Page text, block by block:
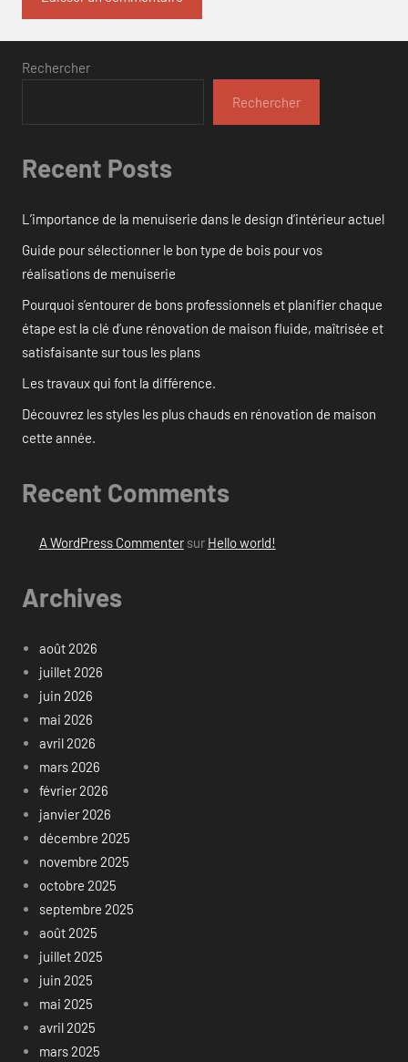
Rechercher
Rechercher
Recent Posts
L’importance de la menuiserie dans le design d’intérieur actuel
Guide pour sélectionner le bon type de bois pour vos
réalisations de menuiserie
Pourquoi s’entourer de bons professionnels et planifier chaque
étape est la clé d’une rénovation de maison fluide, maîtrisée et
satisfaisante sur tous les plans
Les travaux qui font la différence.
Découvrez les styles les plus chauds en rénovation de maison
cette année.
Recent Comments
A WordPress Commentersur Hello world!
Archives
août 2026
juillet 2026
juin 2026
mai 2026
avril 2026
mars 2026
février 2026
janvier 2026
décembre 2025
novembre 2025
octobre 2025
septembre 2025
août 2025
juillet 2025
juin 2025
mai 2025
avril 2025
mars 2025